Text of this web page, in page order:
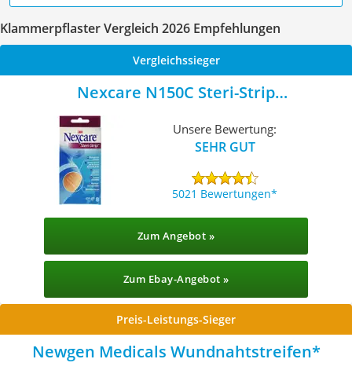
Klammerpflaster Vergleich 2026 Empfehlungen
Vergleichssieger
Nexcare N150C Steri-Strip
Wundverschlussstreifen
Unsere Bewertung:
SEHR GUT
5021 Bewertungen
Zum Angebot »
Zum Ebay-Angebot »
Preis-Leistungs-Sieger
Newgen Medicals Wundnahtstreifen